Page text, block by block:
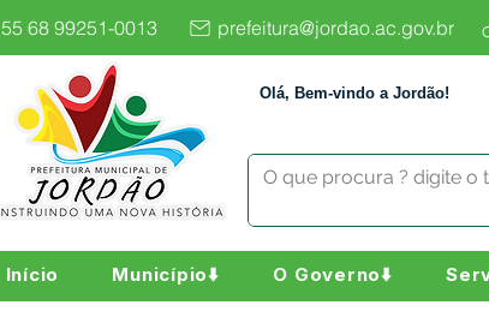
68 99251-0013 prefeitura@jordao.ac.gov.br
Olá, Bem-vindo a Jordão!
Início Município⬇️ O Governo⬇️